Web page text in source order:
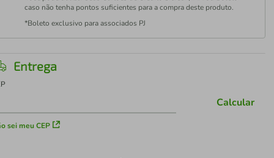
caso não tenha pontos suficientes para a compra deste produto.
*Boleto exclusivo para associados PJ
Entrega
sei meu CEP
Calcular